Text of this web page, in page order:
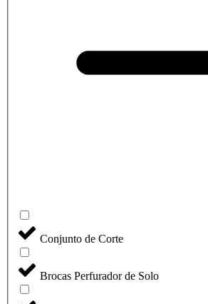
Conjunto de Corte
Brocas Perfurador de Solo